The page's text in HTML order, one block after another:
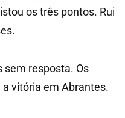
os três pontos. Rui
sem resposta. Os
vitória em Abrantes.